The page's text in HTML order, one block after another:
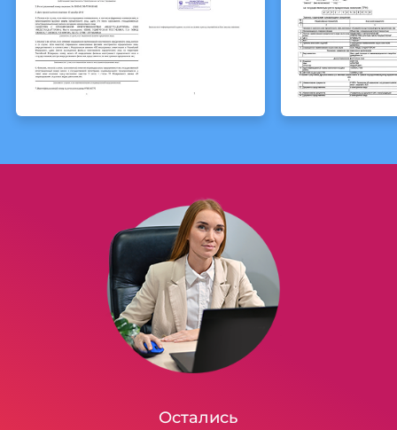
Остались